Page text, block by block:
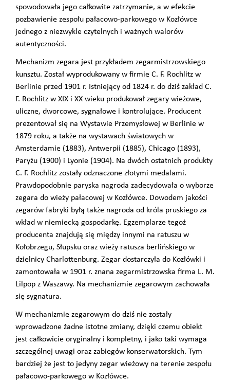
spowodowała jego całkowite zatrzymanie, a w efekcie
pozbawienie zespołu pałacowo-parkowego w Kozłówce
jednego z niezwykle czytelnych i ważnych walorów
autentyczności.
Mechanizm zegara jest przykładem zegarmistrzowskiego
kunsztu. Został wyprodukowany w firmie C. F. Rochlitz w
Berlinie przed 1901 r. Istniejący od 1824 r. do dziś zakład C.
F. Rochlitz w XIX i XX wieku produkował zegary wieżowe,
uliczne, dworcowe, sygnałowe i kontrolujące. Producent
prezentował się na Wystawie Przemysłowej w Berlinie w
1879 roku, a także na wystawach światowych w
Amsterdamie (1883), Antwerpii (1885), Chicago (1893),
Paryżu (1900) i Lyonie (1904). Na dwóch ostatnich produkty
C. F. Rochlitz zostały odznaczone złotymi medalami.
Prawdopodobnie paryska nagroda zadecydowała o wyborze
zegara do wieży pałacowej w Kozłówce. Dowodem jakości
zegarów fabryki byłą także nagroda od króla pruskiego za
wkład w niemiecką gospodarkę. Egzemplarze tegoż
producenta znajdują się między innymi na ratuszu w
Kołobrzegu, Słupsku oraz wieży ratusza berlińskiego w
dzielnicy Charlottenburg. Zegar dostarczyła do Kozłówki i
zamontowała w 1901 r. znana zegarmistrzowska firma L. M.
Lilpop z Waszawy. Na mechanizmie zegarowym zachowała
się sygnatura.
W mechanizmie zegarowym do dziś nie zostały
wprowadzone żadne istotne zmiany, dzięki czemu obiekt
jest całkowicie oryginalny i kompletny, i jako taki wymaga
szczególnej uwagi oraz zabiegów konserwatorskich. Tym
bardziej że jest to jedyny zegar wieżowy na terenie zespołu
pałacowo-parkowego w Kozłówce.